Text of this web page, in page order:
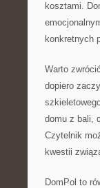
kosztami.
konkretnych
Warto
dopiero
domu z bali,
Czytelnik
kwestii
DomPol to